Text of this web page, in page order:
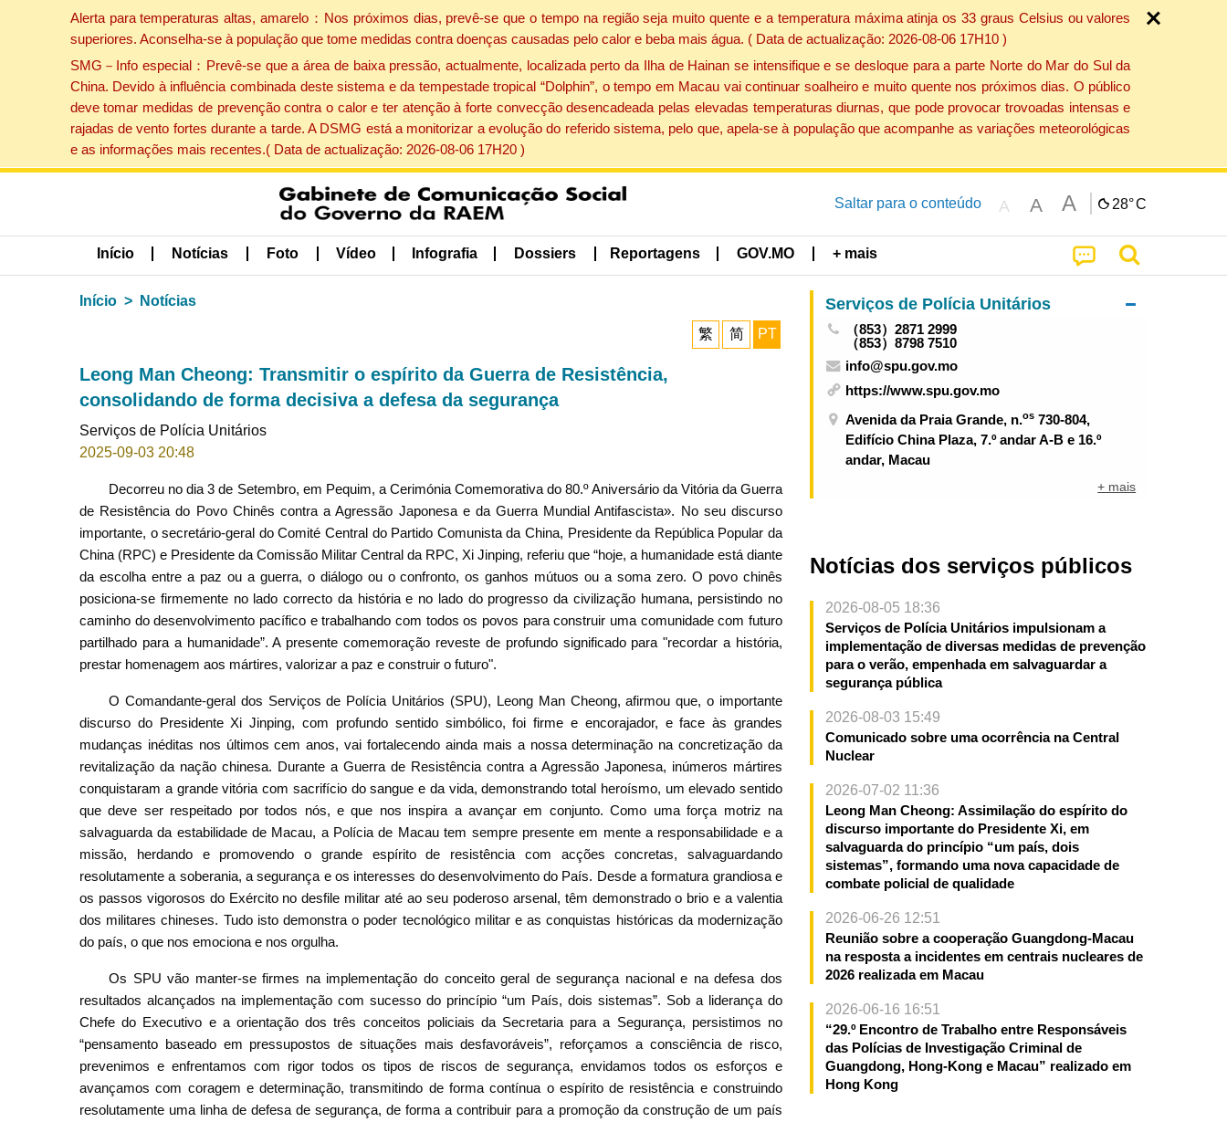
Alerta para temperaturas altas, amarelo：Nos próximos dias, prevê-se que o tempo na região seja muito quente e a temperatura máxima atinja os 33 graus Celsius ou valores
superiores. Aconselha-se à população que tome medidas contra doenças causadas pelo calor e beba mais água. ( Data de actualização: 2026-08-06 17H10 )
SMG－Info especial：Prevê-se que a área de baixa pressão, actualmente, localizada perto da Ilha de Hainan se intensifique e se desloque para a parte Norte do Mar do Sul da
China. Devido à influência combinada deste sistema e da tempestade tropical “Dolphin”, o tempo em Macau vai continuar soalheiro e muito quente nos próximos dias. O público
deve tomar medidas de prevenção contra o calor e ter atenção à forte convecção desencadeada pelas elevadas temperaturas diurnas, que pode provocar trovoadas intensas e
rajadas de vento fortes durante a tarde. A DSMG está a monitorizar a evolução do referido sistema, pelo que, apela-se à população que acompanhe as variações meteorológicas
e as informações mais recentes.( Data de actualização: 2026-08-06 17H20 )
Saltar para o conteúdo A A A 28°C
Início Notícias Foto Vídeo Infografia Dossiers Reportagens GOV.MO + mais
Início Notícias
繁 简 PT
Leong Man Cheong: Transmitir o espírito da Guerra de Resistência,
consolidando de forma decisiva a defesa da segurança
Serviços de Polícia Unitários
2025-09-03 20:48
Decorreu no dia 3 de Setembro, em Pequim, a Cerimónia Comemorativa do 80.º Aniversário da Vitória da Guerra
de Resistência do Povo Chinês contra a Agressão Japonesa e da Guerra Mundial Antifascista». No seu discurso
importante, o secretário-geral do Comité Central do Partido Comunista da China, Presidente da República Popular da
China (RPC) e Presidente da Comissão Militar Central da RPC, Xi Jinping, referiu que “hoje, a humanidade está diante
da escolha entre a paz ou a guerra, o diálogo ou o confronto, os ganhos mútuos ou a soma zero. O povo chinês
posiciona-se firmemente no lado correcto da história e no lado do progresso da civilização humana, persistindo no
caminho do desenvolvimento pacífico e trabalhando com todos os povos para construir uma comunidade com futuro
partilhado para a humanidade”. A presente comemoração reveste de profundo significado para "recordar a história,
prestar homenagem aos mártires, valorizar a paz e construir o futuro".
O Comandante-geral dos Serviços de Polícia Unitários (SPU), Leong Man Cheong, afirmou que, o importante
discurso do Presidente Xi Jinping, com profundo sentido simbólico, foi firme e encorajador, e face às grandes
mudanças inéditas nos últimos cem anos, vai fortalecendo ainda mais a nossa determinação na concretização da
revitalização da nação chinesa. Durante a Guerra de Resistência contra a Agressão Japonesa, inúmeros mártires
conquistaram a grande vitória com sacrifício do sangue e da vida, demonstrando total heroísmo, um elevado sentido
que deve ser respeitado por todos nós, e que nos inspira a avançar em conjunto. Como uma força motriz na
salvaguarda da estabilidade de Macau, a Polícia de Macau tem sempre presente em mente a responsabilidade e a
missão, herdando e promovendo o grande espírito de resistência com acções concretas, salvaguardando
resolutamente a soberania, a segurança e os interesses do desenvolvimento do País. Desde a formatura grandiosa e
os passos vigorosos do Exército no desfile militar até ao seu poderoso arsenal, têm demonstrado o brio e a valentia
dos militares chineses. Tudo isto demonstra o poder tecnológico militar e as conquistas históricas da modernização
do país, o que nos emociona e nos orgulha.
Os SPU vão manter-se firmes na implementação do conceito geral de segurança nacional e na defesa dos
resultados alcançados na implementação com sucesso do princípio “um País, dois sistemas”. Sob a liderança do
Chefe do Executivo e a orientação dos três conceitos policiais da Secretaria para a Segurança, persistimos no
“pensamento baseado em pressupostos de situações mais desfavoráveis”, reforçamos a consciência de risco,
prevenimos e enfrentamos com rigor todos os tipos de riscos de segurança, envidamos todos os esforços e
avançamos com coragem e determinação, transmitindo de forma contínua o espírito de resistência e construindo
resolutamente uma linha de defesa de segurança, de forma a contribuir para a promoção da construção de um país
Serviços de Polícia Unitários
（853）2871 2999
（853）8798 7510
info@spu.gov.mo
https://www.spu.gov.mo
Avenida da Praia Grande, n.os 730-804,
Edifício China Plaza, 7.º andar A-B e 16.º
andar, Macau
+ mais
Notícias dos serviços públicos
2026-08-05 18:36
Serviços de Polícia Unitários impulsionam a
implementação de diversas medidas de prevenção
para o verão, empenhada em salvaguardar a
segurança pública
2026-08-03 15:49
Comunicado sobre uma ocorrência na Central
Nuclear
2026-07-02 11:36
Leong Man Cheong: Assimilação do espírito do
discurso importante do Presidente Xi, em
salvaguarda do princípio “um país, dois
sistemas”, formando uma nova capacidade de
combate policial de qualidade
2026-06-26 12:51
Reunião sobre a cooperação Guangdong-Macau
na resposta a incidentes em centrais nucleares de
2026 realizada em Macau
2026-06-16 16:51
“29.º Encontro de Trabalho entre Responsáveis
das Polícias de Investigação Criminal de
Guangdong, Hong-Kong e Macau” realizado em
Hong Kong